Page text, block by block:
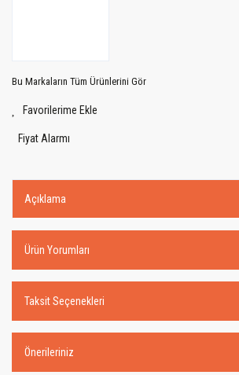
Bu Markaların Tüm Ürünlerini Gör
Fiyat Alarmı
Açıklama
Ürün Yorumları
Taksit Seçenekleri
Önerileriniz